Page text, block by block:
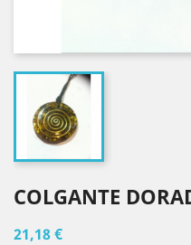
COLGANTE
21,18 €